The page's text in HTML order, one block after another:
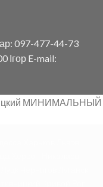
097-477-44-73
Ігор E-mail:
МИНИМАЛЬНЫЙ